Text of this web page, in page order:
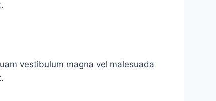
vestibulum magna vel malesuada